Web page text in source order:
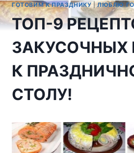
ГОТОВИМ К ПРАЗДНИКУ |ЛЮБЛЮ
ТОП-9
ЗАКУСОЧНЫХ
К
СТОЛУ!